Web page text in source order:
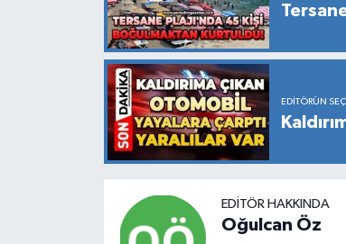
EDITÖRÜN
EDITÖR HAKKINDA
Oğulcan Öz